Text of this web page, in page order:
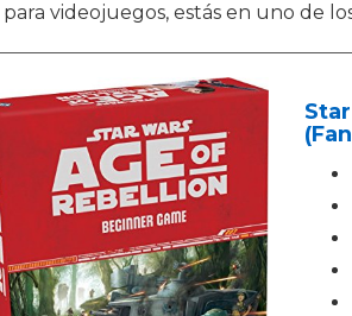
videojuegos, estás en uno de